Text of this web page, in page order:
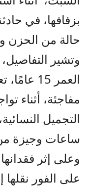
بزفافها، في
حالة من الحزن
وتشير
العمر
مفاجئة، أثناء
التجميل
ساعات وجيزة
وعلى إثر
على الفور نقلها